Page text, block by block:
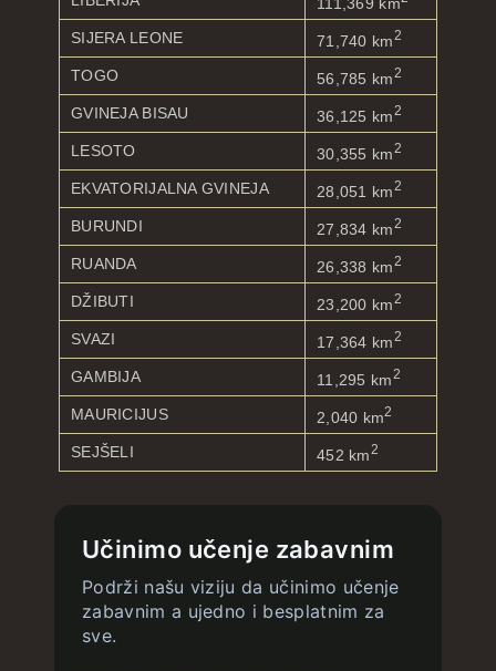
SIJERA LEONE 71,740 km 2
TOGO 56,785 km 2
GVINEJA BISAU 36,125 km 2
LESOTO 30,355 km 2
EKVATORIJALNA GVINEJA 28,051 km 2
BURUNDI 27,834 km 2
RUANDA 26,338 km 2
DŽIBUTI 23,200 km 2
SVAZI 17,364 km 2
GAMBIJA 11,295 km 2
MAURICIJUS 2,040 km2
SEJŠELI 452 km 2
Učinimo učenje zabavnim
Podrži našu viziju da učinimo učenje
zabavnim a ujedno i besplatnim za
sve.